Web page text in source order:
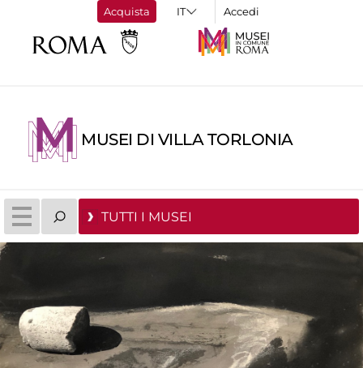
Acquista Accedi
MUSEI DI VILLA TORLONIA
TUTTI I MUSEI